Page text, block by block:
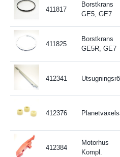
411817
Borstkrans
GE5, GE7
411825
Borstkrans
GE5R, GE7
412341
412376
412384
Motorhus
Kompl.